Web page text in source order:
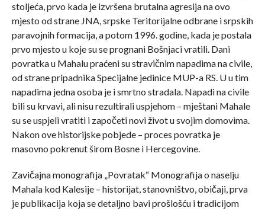
stoljeća, prvo kada je izvršena brutalna agresija na ovo
mjesto od strane JNA, srpske Teritorijalne odbrane i srpskih
paravojnih formacija, a potom 1996. godine, kada je postala
prvo mjesto u koje su se prognani Bošnjaci vratili. Dani
povratka u Mahalu praćeni su stravičnim napadima na civile,
od strane pripadnika Specijalne jedinice MUP-a RS. U u tim
napadima jedna osoba je i smrtno stradala. Napadi na civile
bili su krvavi, ali nisu rezultirali uspjehom – mještani Mahale
su se uspjeli vratiti i započeti novi život u svojim domovima.
Nakon ove historijske pobjede – proces povratka je
masovno pokrenut širom Bosne i Hercegovine.
Zavičajna monografija „Povratak“ Monografija o naselju
Mahala kod Kalesije – historijat, stanovništvo, običaji, prva
je publikacija koja se detaljno bavi prošlošću i tradicijom